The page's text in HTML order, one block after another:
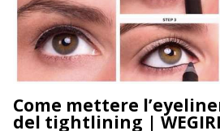
Come mettere
del tightlining |